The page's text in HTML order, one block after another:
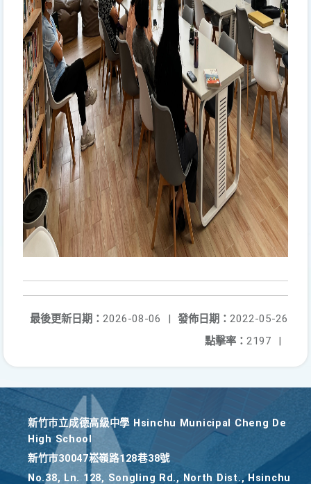
發佈日期： 2022-05-26
最後更新日期： 2026-08-06
|
點擊率： 2197 |
新竹巿立成德高級中學 Hsinchu Municipal Cheng De
High School
新竹巿30047崧嶺路128巷38號
No.38, Ln. 128, Songling Rd., North Dist., Hsinchu